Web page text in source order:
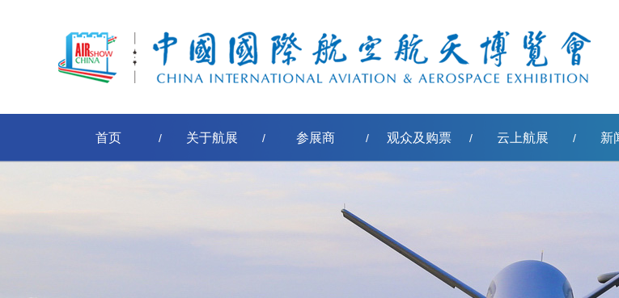
首页 / 关于航展 / 参展商 / 观众及购票 / 云上航展 / 新
[err:数据源标签'pe-取得节点名称'模板转换错误，原因：扩展函数不能返